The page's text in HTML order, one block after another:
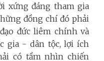
xứng đáng tham gia
đồng chí đó phải
đức liêm chính và
gia - dân tộc, lợi ích
có tầm nhìn chiến